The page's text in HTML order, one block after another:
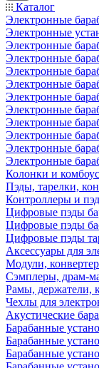
Каталог
Электронные
Электронные
Электронные
Электронные
Электронные
Электронные
Электронные
Электронные
Электронные
Электронные
Электронные
Электронные
Колонки и
Пэды, тарелки,
Контроллеры и
Цифровые пэды
Цифровые пэды
Цифровые пэды
Аксессуары для
Модули,
Сэмплеры, драм-
Рамы, держатели,
Чехлы для
Акустические
Барабанные
Барабанные
Барабанные